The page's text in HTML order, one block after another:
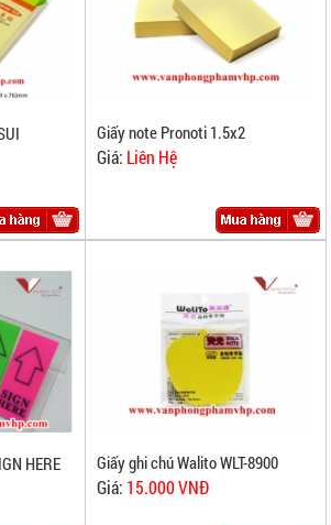
Giấy note Pronoti 1.5x2
Giá: Liên Hệ
HERE
Giấy ghi chú Walito WLT-8900
Giá: 15.000 VNĐ